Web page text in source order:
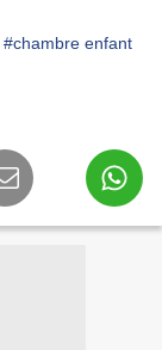
#chambre enfant